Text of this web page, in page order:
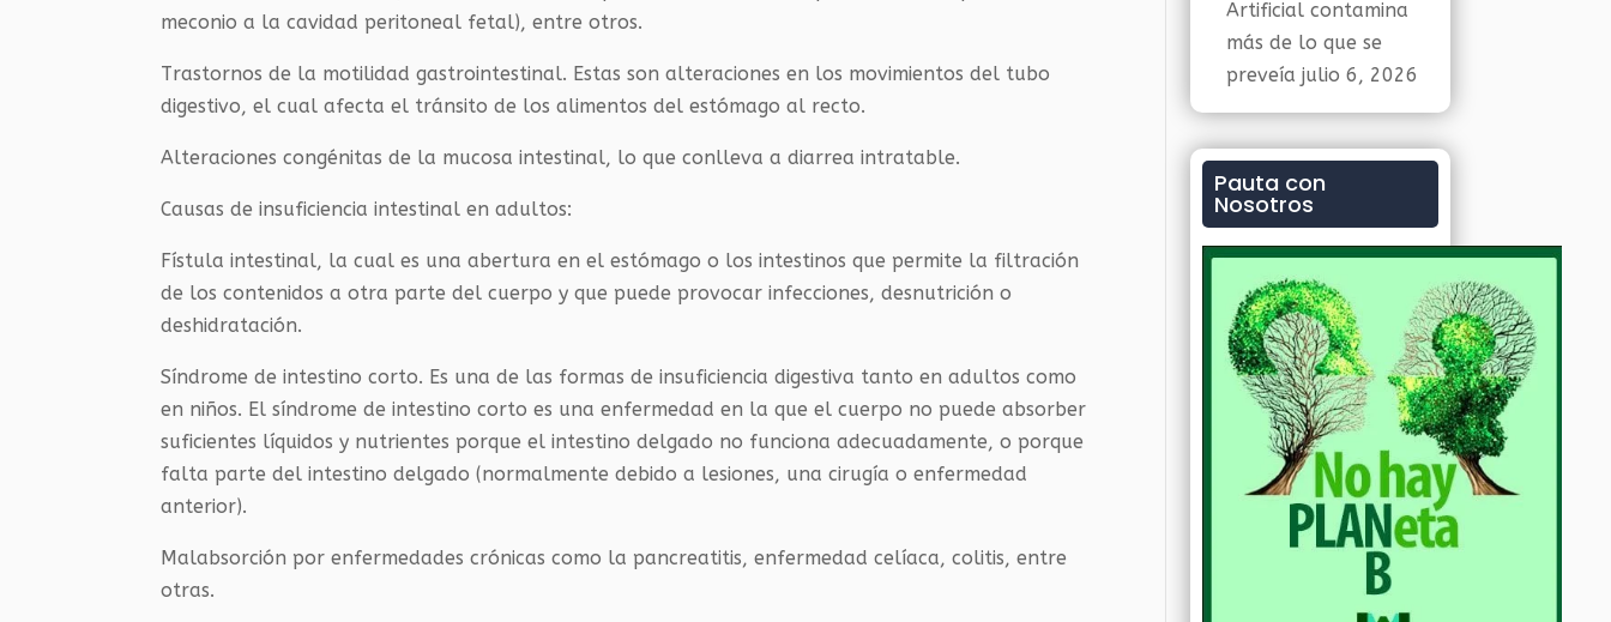
meconio a la cavidad peritoneal fetal), entre otros.
Trastornos de la motilidad gastrointestinal. Estas son alteraciones en los movimientos del tubo
digestivo, el cual afecta el tránsito de los alimentos del estómago al recto.
Alteraciones congénitas de la mucosa intestinal, lo que conlleva a diarrea intratable.
Causas de insuficiencia intestinal en adultos:
Fístula intestinal, la cual es una abertura en el estómago o los intestinos que permite la filtración
de los contenidos a otra parte del cuerpo y que puede provocar infecciones, desnutrición o
deshidratación.
Síndrome de intestino corto. Es una de las formas de insuficiencia digestiva tanto en adultos como
en niños. El síndrome de intestino corto es una enfermedad en la que el cuerpo no puede absorber
suficientes líquidos y nutrientes porque el intestino delgado no funciona adecuadamente, o porque
falta parte del intestino delgado (normalmente debido a lesiones, una cirugía o enfermedad
anterior).
Malabsorción por enfermedades crónicas como la pancreatitis, enfermedad celíaca, colitis, entre
otras.
Artificial contamina
más de lo que se
preveía julio 6, 2026
Pauta con
Nosotros